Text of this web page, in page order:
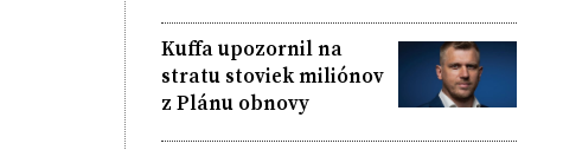
Kuffa upozornil na
stratu stoviek miliónov
z Plánu obnovy